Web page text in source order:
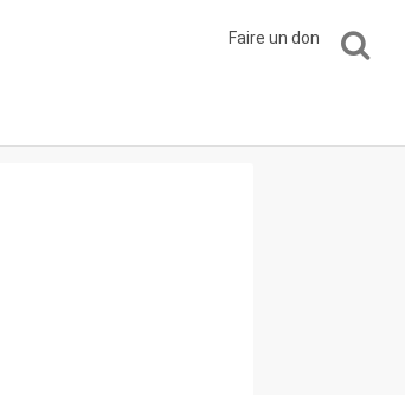
Faire un don